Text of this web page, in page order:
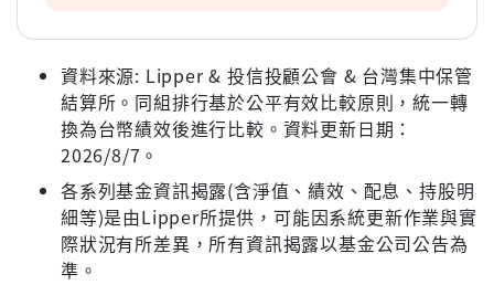
資料來源: Lipper & 投信投顧公會 & 台灣集中保管
結算所。同組排行基於公平有效比較原則，統一轉
換為台幣績效後進行比較。資料更新日期：
2026/8/7。
各系列基金資訊揭露(含淨值、績效、配息、持股明
細等)是由Lipper所提供，可能因系統更新作業與實
際狀況有所差異，所有資訊揭露以基金公司公告為
準。